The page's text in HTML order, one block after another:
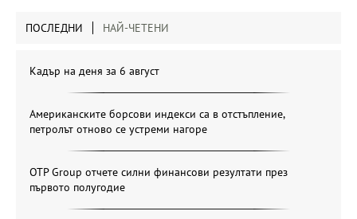
ПОСЛЕДНИ НАЙ-ЧЕТЕНИ
Кадър на деня за 6 август
Американските борсови индекси са в отстъпление,
петролът отново се устреми нагоре
OTP Group отчете силни финансови резултати през
първото полугодие